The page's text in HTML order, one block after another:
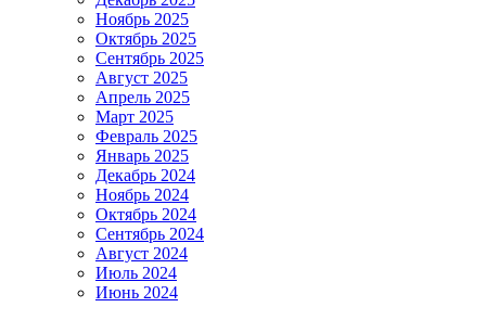
Ноябрь 2025
Октябрь 2025
Сентябрь 2025
Август 2025
Апрель 2025
Март 2025
Февраль 2025
Январь 2025
Декабрь 2024
Ноябрь 2024
Октябрь 2024
Сентябрь 2024
Август 2024
Июль 2024
Июнь 2024